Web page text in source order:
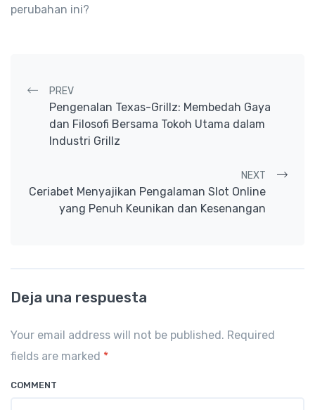
perubahan ini?
Post navigation
PREV
Pengenalan Texas-Grillz: Membedah Gaya
dan Filosofi Bersama Tokoh Utama dalam
Industri Grillz
NEXT
Ceriabet Menyajikan Pengalaman Slot Online
yang Penuh Keunikan dan Kesenangan
Deja una respuesta
Your email address will not be published. Required
fields are marked *
COMMENT